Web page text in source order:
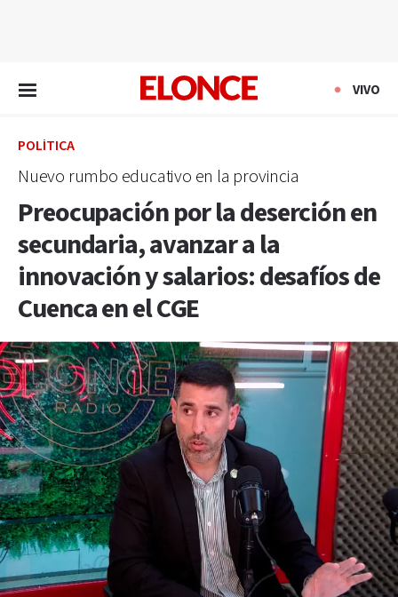
VIVO
POLÍTICA
Nuevo rumbo educativo en la provincia
Preocupación por la deserción en
secundaria, avanzar a la
innovación y salarios: desafíos de
Cuenca en el CGE